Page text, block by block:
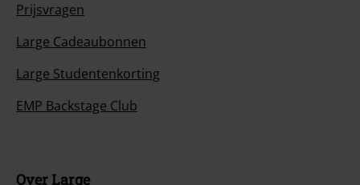
Prijsvragen
Large Cadeaubonnen
Large Studentenkorting
EMP Backstage Club
Over Large